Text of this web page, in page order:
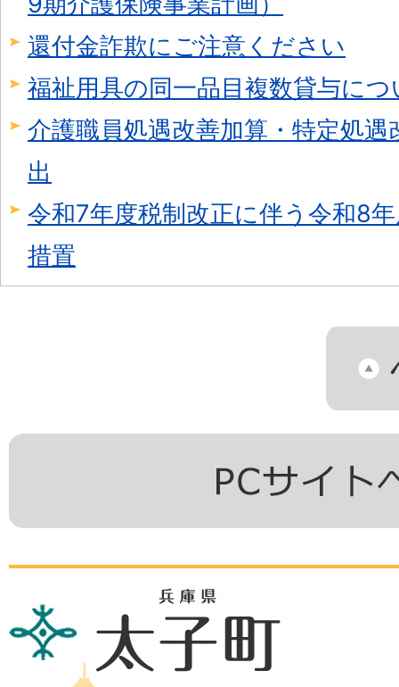
還付金詐欺にご注意ください
福祉用具の同一品目複数貸与につ
介護職員処遇改善加算・特定処
出
令和7年度税制改正に伴う令和8
措置
兵
庫